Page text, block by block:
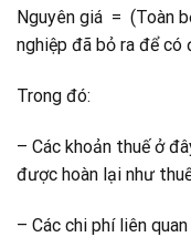
Nguyên giá = (Toàn
nghiệp đã bỏ ra để có
Trong đó:
– Các khoản thuế ở
được hoàn lại như
– Các chi phí liên